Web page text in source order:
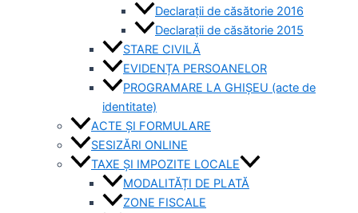
Declarații de căsătorie 2016
Declarații de căsătorie 2015
STARE CIVILĂ
EVIDENȚA PERSOANELOR
PROGRAMARE LA GHIȘEU (acte de
identitate)
ACTE ȘI FORMULARE
SESIZĂRI ONLINE
TAXE ȘI IMPOZITE LOCALE
MODALITĂȚI DE PLATĂ
ZONE FISCALE